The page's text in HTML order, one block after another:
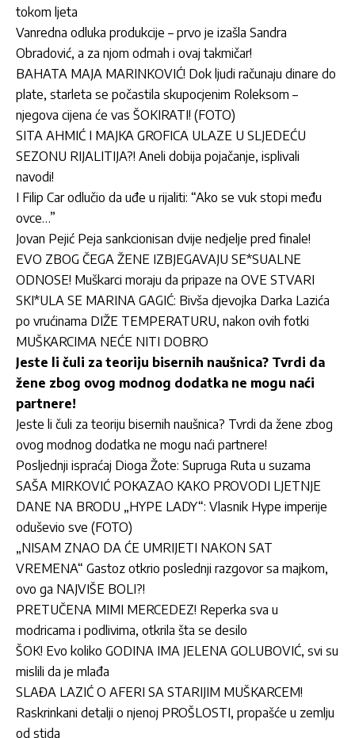
tokom ljeta
Vanredna odluka produkcije – prvo je izašla Sandra
Obradović, a za njom odmah i ovaj takmičar!
BAHATA MAJA MARINKOVIĆ! Dok ljudi računaju dinare do
plate, starleta se počastila skupocjenim Roleksom –
njegova cijena će vas ŠOKIRATI! (FOTO)
SITA AHMIĆ I MAJKA GROFICA ULAZE U SLJEDEĆU
SEZONU RIJALITIJA?! Aneli dobija pojačanje, isplivali
navodi!
I Filip Car odlučio da uđe u rijaliti: “Ako se vuk stopi među
ovce…”
Jovan Pejić Peja sankcionisan dvije nedjelje pred finale!
EVO ZBOG ČEGA ŽENE IZBJEGAVAJU SE*SUALNE
ODNOSE! Muškarci moraju da pripaze na OVE STVARI
SKI*ULA SE MARINA GAGIĆ: Bivša djevojka Darka Lazića
po vrućinama DIŽE TEMPERATURU, nakon ovih fotki
MUŠKARCIMA NEĆE NITI DOBRO
Jeste li čuli za teoriju bisernih naušnica? Tvrdi da
žene zbog ovog modnog dodatka ne mogu naći
partnere!
Jeste li čuli za teoriju bisernih naušnica? Tvrdi da žene zbog
ovog modnog dodatka ne mogu naći partnere!
Posljednji ispraćaj Dioga Žote: Supruga Ruta u suzama
SAŠA MIRKOVIĆ POKAZAO KAKO PROVODI LJETNJE
DANE NA BRODU „HYPE LADY“: Vlasnik Hype imperije
oduševio sve (FOTO)
„NISAM ZNAO DA ĆE UMRIJETI NAKON SAT
VREMENA“ Gastoz otkrio poslednji razgovor sa majkom,
ovo ga NAJVIŠE BOLI?!
PRETUČENA MIMI MERCEDEZ! Reperka sva u
modricama i podlivima, otkrila šta se desilo
ŠOK! Evo koliko GODINA IMA JELENA GOLUBOVIĆ, svi su
mislili da je mlađa
SLAĐA LAZIĆ O AFERI SA STARIJIM MUŠKARCEM!
Raskrinkani detalji o njenoj PROŠLOSTI, propašće u zemlju
od stida